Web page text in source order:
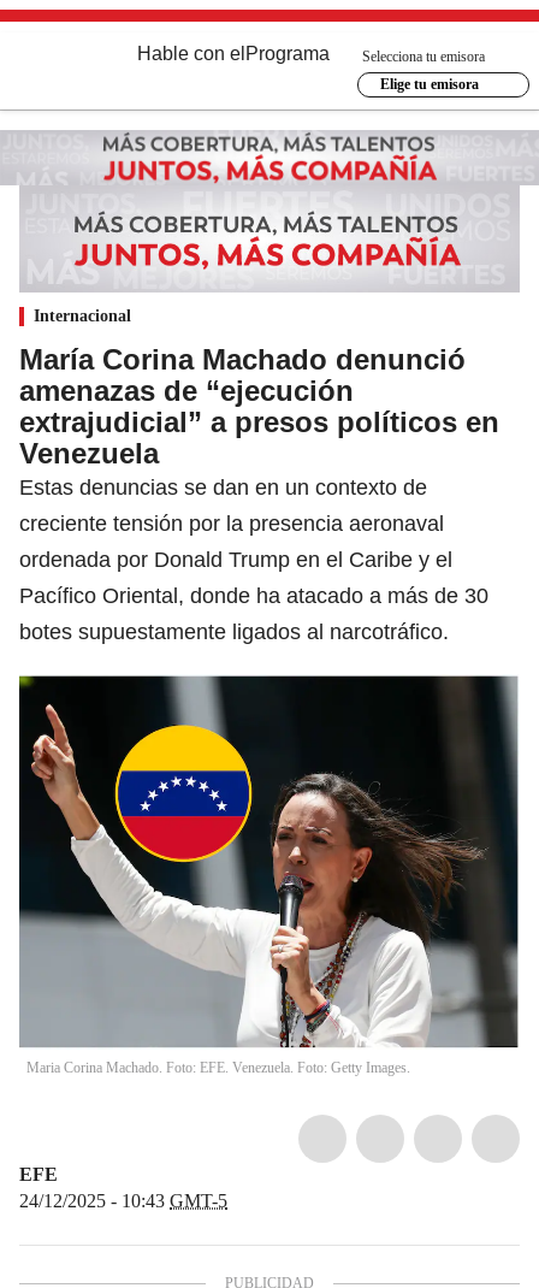
Hable con el Programa
Selecciona tu emisora
Elige tu emisora
Internacional
María Corina Machado denunció
amenazas de “ejecución
extrajudicial” a presos políticos en
Venezuela
Estas denuncias se dan en un contexto de
creciente tensión por la presencia aeronaval
ordenada por Donald Trump en el Caribe y el
Pacífico Oriental, donde ha atacado a más de 30
botes supuestamente ligados al narcotráfico.
Maria Corina Machado. Foto: EFE. Venezuela. Foto: Getty Images.
EFE
24/12/2025 - 10:43 GMT-5